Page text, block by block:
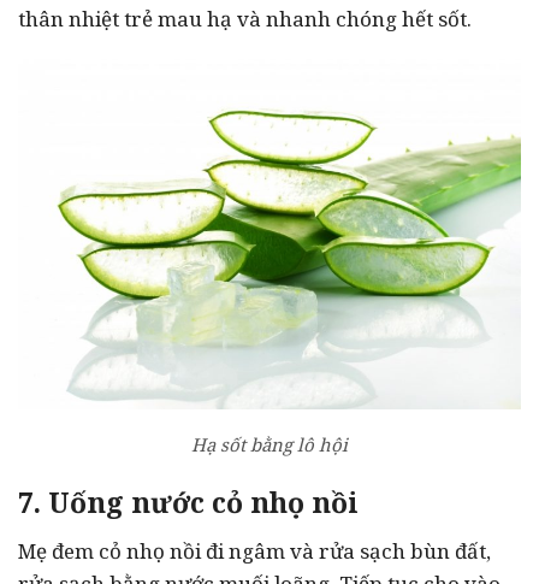
thân nhiệt trẻ mau hạ và nhanh chóng hết sốt.
Hạ sốt bằng lô hội
7. Uống nước cỏ nhọ nồi
Mẹ đem cỏ nhọ nồi đi ngâm và rửa sạch bùn đất,